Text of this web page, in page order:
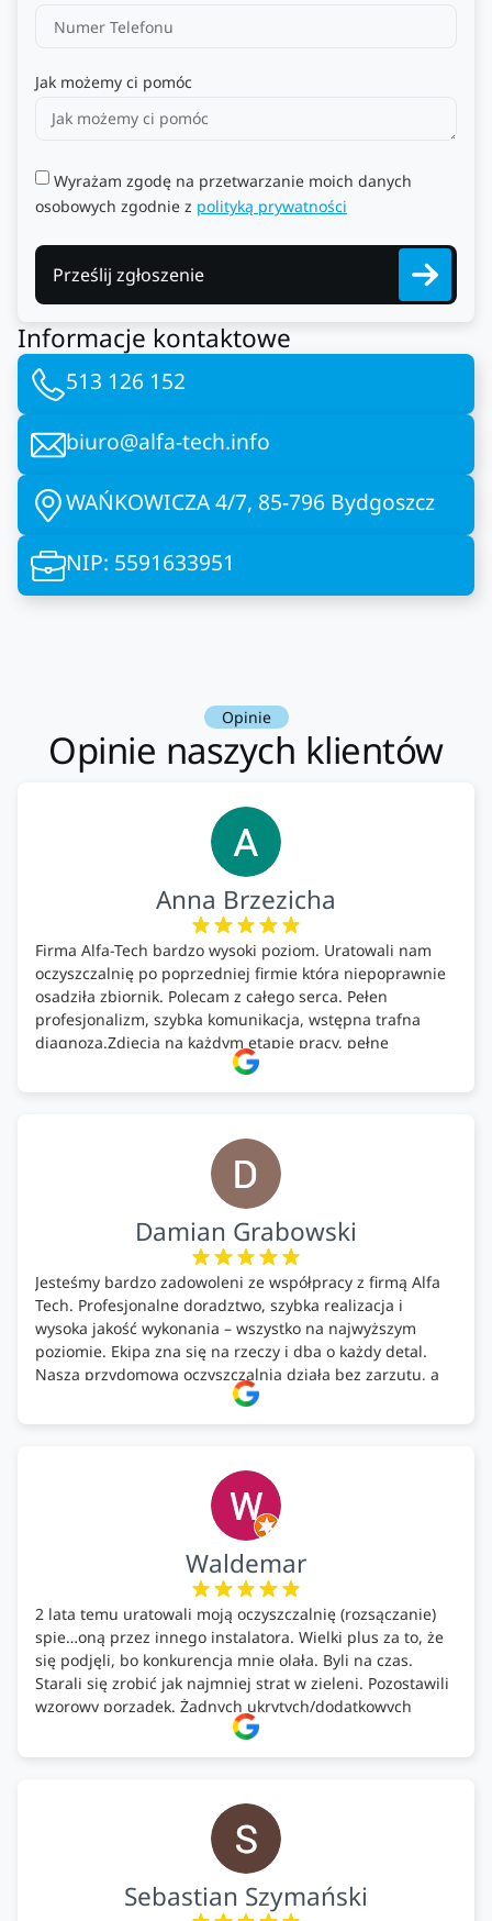
Jak możemy ci pomóc
Wyrażam zgodę na przetwarzanie moich danych
osobowych zgodnie z polityką prywatności
Prześlij zgłoszenie
Informacje kontaktowe
513 126 152
biuro@alfa-tech.info
WAŃKOWICZA 4/7, 85-796 Bydgoszcz
NIP: 5591633951
Opinie
Opinie naszych klientów
Anna Brzezicha
Firma Alfa-Tech bardzo wysoki poziom. Uratowali nam
oczyszczalnię po poprzedniej firmie która niepoprawnie
osadziła zbiornik. Polecam z całego serca. Pełen
profesjonalizm, szybka komunikacja, wstępna trafna
diagnoza.Zdjęcia na każdym etapie pracy, pełne
doradztwo.Dobrze wyszkoleni i znający się na rzeczy.
Podsumowując ekipa na wysokim poziomie, rzetelna.
Damian Grabowski
Jesteśmy bardzo zadowoleni ze współpracy z firmą Alfa
Tech. Profesjonalne doradztwo, szybka realizacja i
wysoka jakość wykonania – wszystko na najwyższym
poziomie. Ekipa zna się na rzeczy i dba o każdy detal.
Nasza przydomowa oczyszczalnia działa bez zarzutu, a
całość została wykonana zgodnie z terminem i
ustaleniami. Z czystym sumieniem polecamy Alfa Tech
ekologicznych rozwiązań!🍀
Waldemar
2 lata temu uratowali moją oczyszczalnię (rozsączanie)
spie…oną przez innego instalatora. Wielki plus za to, że
się podjęli, bo konkurencja mnie olała. Byli na czas.
Starali się zrobić jak najmniej strat w zieleni. Pozostawili
wzorowy porządek. Żadnych ukrytych/dodatkowych
kosztów. Zaskoczenie. Kontakt bardzo OK. Obsługa
pomontażowa również OK. A ich środki do oczyszczalni –
Sebastian Szymański